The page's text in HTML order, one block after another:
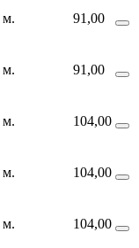
м. 91,00
м. 91,00
м. 104,00
м. 104,00
м. 104,00